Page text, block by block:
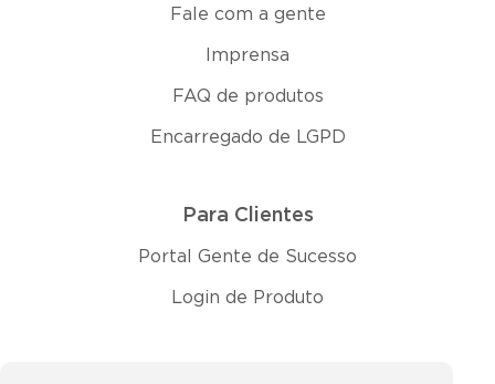
Fale com a gente
Imprensa
FAQ de produtos
Encarregado de LGPD
Para Clientes
Portal Gente de Sucesso
Login de Produto